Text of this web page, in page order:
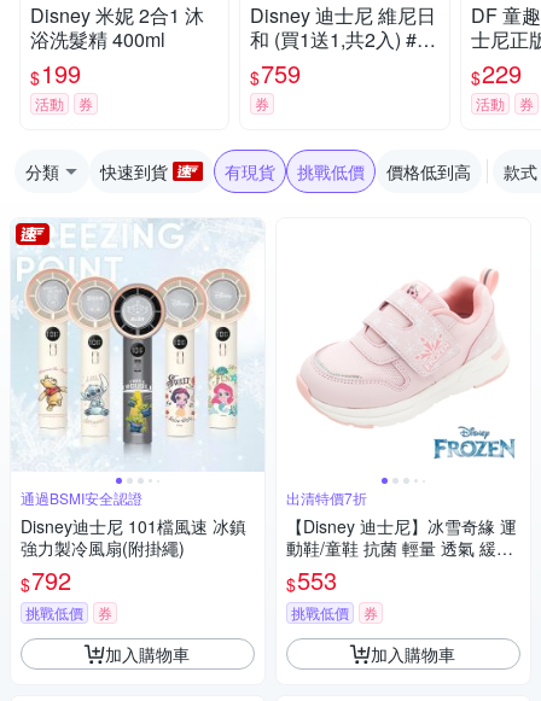
Disney 米妮 2合1 沐
浴洗髮精 400ml
$199
活動 券
Disney 迪士尼 維尼日
和 (買1送1,共2入) #31
6不鏽鋼真空彈跳保溫
瓶400ml(快)
$759
券
DF 童
士尼正
口袋便
$229
活動 券
分類 快速到貨 有現貨 挑戰低價 價格低到高 款式
通過BSMI安全認證
Disney迪士尼 101檔風速 冰鎮
強力製冷風扇(附掛繩)
$792
挑戰低價 券
加入購物車
出清特價7折
【Disney 迪士尼】冰雪奇緣 運
動鞋/童鞋 抗菌 輕量 透氣 緩震
正版台灣製(淺粉紅/FOKR4170
3)
$553
挑戰低價 券
加入購物車